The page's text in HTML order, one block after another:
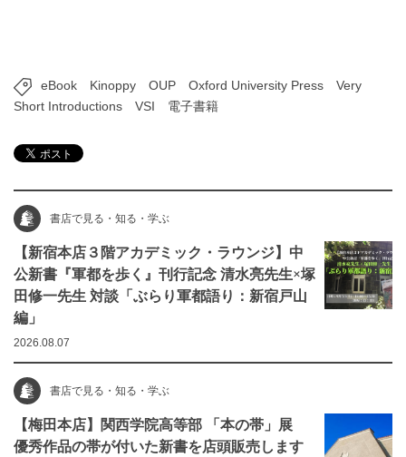
eBook Kinoppy OUP Oxford University Press
Very
Short Introductions
VSI 電子書籍
書店で見る・知る・学ぶ
【新宿本店３階アカデミック・ラウンジ】中
公新書『軍都を歩く』刊行記念 清水亮先生×塚
田修一先生 対談「ぶらり軍都語り：新宿戸山
編」
2026.08.07
書店で見る・知る・学ぶ
【梅田本店】関西学院高等部 「本の帯」展
優秀作品の帯が付いた新書を店頭販売します